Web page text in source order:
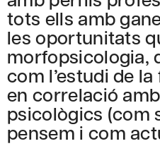
tots ells amb
les oportunitats
morfopsicologia,
com l’estudi de
en correlació
psicològics (com
pensem i com